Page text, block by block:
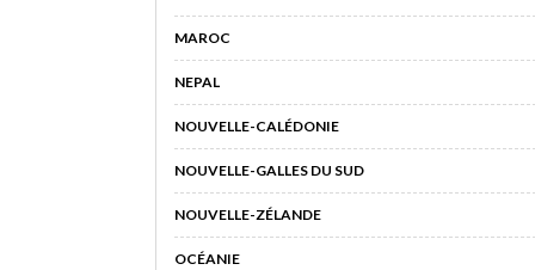
MAROC
NEPAL
NOUVELLE-CALÉDONIE
NOUVELLE-GALLES DU SUD
NOUVELLE-ZÉLANDE
OCÉANIE